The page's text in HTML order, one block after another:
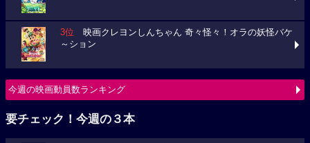
3位 映画クレヨンしんちゃん 奇々怪々！オラの妖怪バケ
～ション
今週の映画動員数ランキング
要チェック！今週の３本